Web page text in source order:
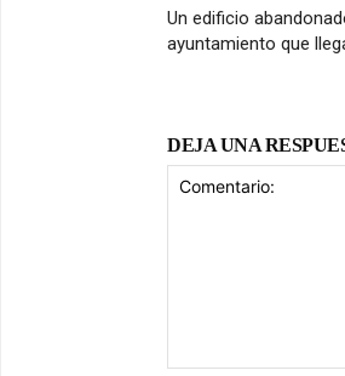
Un edificio
ayuntamiento que
DEJA UNA